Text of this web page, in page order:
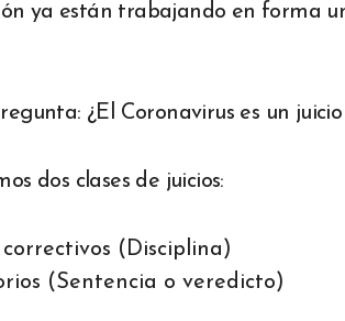
ya están trabajando en forma
¿El Coronavirus es un
dos clases de juicios:
correctivos (Disciplina)
(Sentencia o veredicto)